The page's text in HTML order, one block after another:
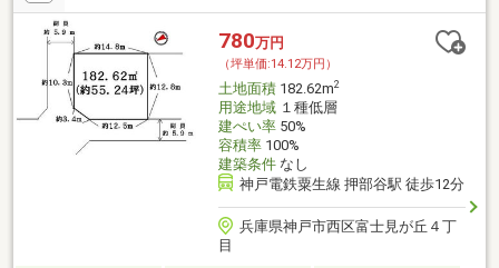
780万円
（坪単価:14.12万円）
土地面積182.62m2
用途地域１種低層
建ぺい率50%
容積率100%
建築条件なし
神戸電鉄粟生線 押部谷駅 徒歩12分
兵庫県神戸市西区富士見が丘４丁
目